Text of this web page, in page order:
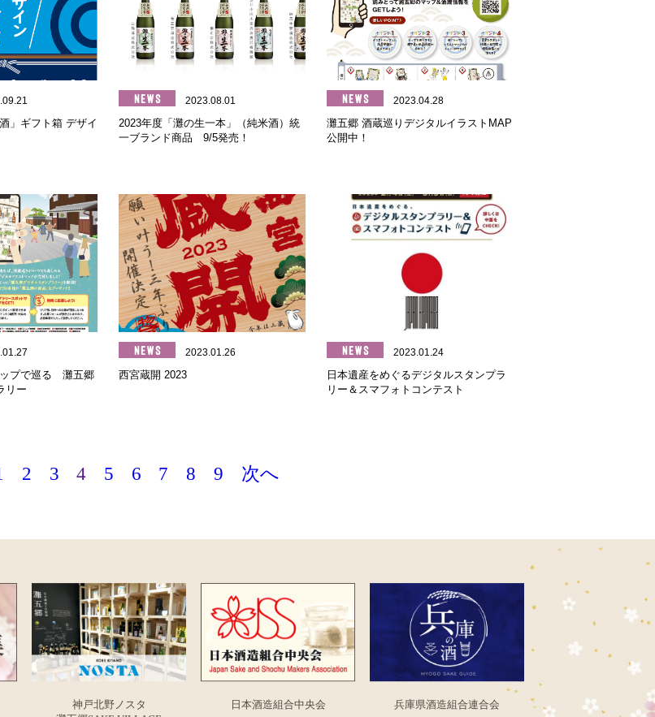
」ギフト箱 デザイ
2023.08.01
2023年度「灘の生一本」（純米酒）統
一ブランド商品 9/5発売！
2023.04.28
灘五郷 酒蔵巡りデジタルイラストMAP
公開中！
プで巡る 灘五郷
リー
2023.01.26
西宮蔵開 2023
2023.01.24
日本遺産をめぐるデジタルスタンプラ
リー＆スマフォトコンテスト
2 3 4 5 6 7 8 9 次へ
神戸北野ノスタ
日本酒造組合中央会 兵庫県酒造組合連合会